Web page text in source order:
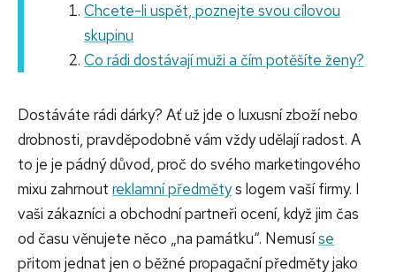
Chcete-li uspět, poznejte svou cílovou
skupinu
Co rádi dostávají muži a čím potěšíte ženy?
Dostáváte rádi dárky? Ať už jde o luxusní zboží nebo
drobnosti, pravděpodobně vám vždy udělají radost. A
to je je pádný důvod, proč do svého marketingového
mixu zahrnout reklamní předmětys logem vaší firmy. I
vaši zákazníci a obchodní partneři ocení, když jim čas
od času věnujete něco „na památku“. Nemusíse
přitom jednat jen o běžné propagační předměty jako